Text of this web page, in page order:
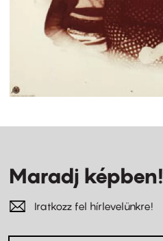
Maradj képben!
Iratkozz fel hírlevelünkre!